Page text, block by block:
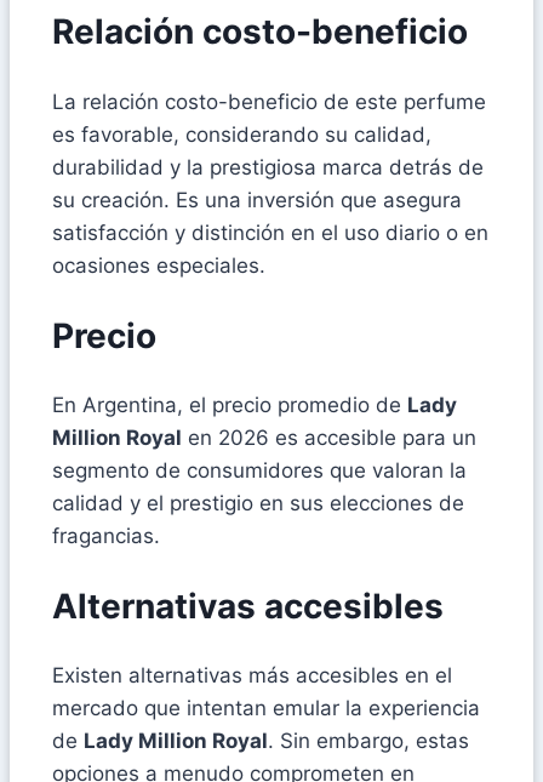
Relación costo-beneficio
La relación costo-beneficio de este perfume
es favorable, considerando su calidad,
durabilidad y la prestigiosa marca detrás de
su creación. Es una inversión que asegura
satisfacción y distinción en el uso diario o en
ocasiones especiales.
Precio
En Argentina, el precio promedio de Lady
Million Royal en 2026 es accesible para un
segmento de consumidores que valoran la
calidad y el prestigio en sus elecciones de
fragancias.
Alternativas accesibles
Existen alternativas más accesibles en el
mercado que intentan emular la experiencia
de Lady Million Royal. Sin embargo, estas
opciones a menudo comprometen en